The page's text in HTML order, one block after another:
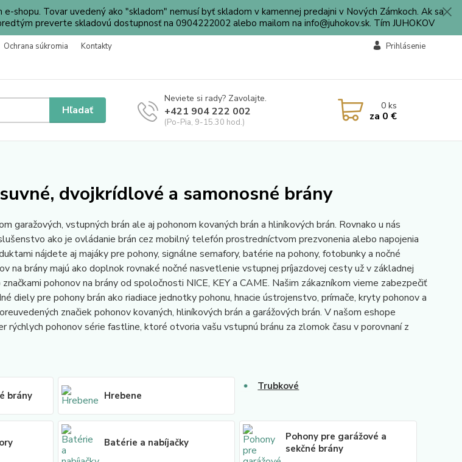
Tovar uvedený ako "skladom" nemusí byť skladom v kamennej predajni v Nových Zámkoch. Ak sa
preverte skladovú dostupnosť na 0904222002 alebo mailom na info@juhokov.sk. Tím JUHOKOV
Ochrana súkromia
Kontakty
Prihlásenie
Hľadať
Neviete si rady? Zavolajte.
+421 904 222 002
(Po-Pia, 9-15.30 hod.)
0ks
za 0 €
dvojkrídlové a samonosné brány
garažových, vstupných brán ale aj pohonom kovaných brán a hliníkových brán. Rovnako u nás
ako je ovládanie brán cez mobilný telefón prostredníctvom prezvonenia alebo napojenia
nájdete aj majáky pre pohony, signálne semafory, batérie na pohony, fotobunky a nočné
na brány majú ako doplnok rovnaké nočné nasvetlenie vstupnej príjazdovej cesty už v základnej
pohonov na brány od spoločnosti NICE, KEY a CAME. Našim zákazníkom vieme zabezpečiť
diely pre pohony brán ako riadiace jednotky pohonu, hnacie ústrojenstvo, prímače, kryty pohonov a
značiek pohonov kovaných, hliníkových brán a garážových brán. V našom eshope
rýchlych pohonov série fastline, ktoré otvoria vašu vstupnú bránu za zlomok času v porovnaní z
brány Hrebene
Trubkové
Batérie a nabíjačky
Pohony pre garážové a
sekčné brány